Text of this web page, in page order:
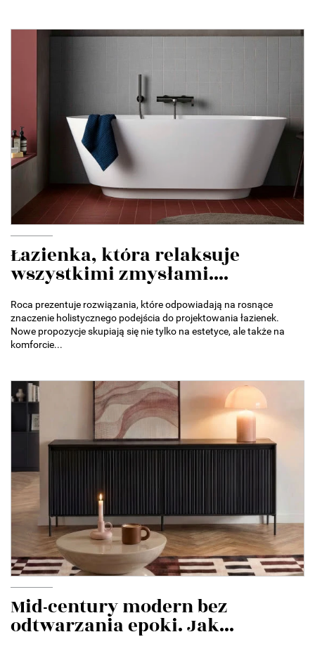
Łazienka, która relaksuje
wszystkimi zmysłami....
Roca prezentuje rozwiązania, które odpowiadają na rosnące
znaczenie holistycznego podejścia do projektowania łazienek.
Nowe propozycje skupiają się nie tylko na estetyce, ale także na
komforcie...
Mid-century modern bez
odtwarzania epoki. Jak...